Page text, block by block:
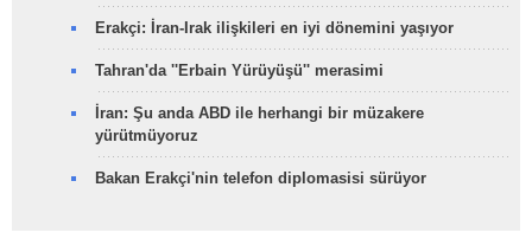
Erakçi: İran-Irak ilişkileri en iyi dönemini yaşıyor
Tahran'da ''Erbain Yürüyüşü'' merasimi
İran: Şu anda ABD ile herhangi bir müzakere
yürütmüyoruz
Bakan Erakçi'nin telefon diplomasisi sürüyor